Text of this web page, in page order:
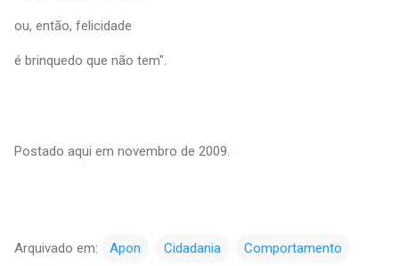
ou, então, felicidade
é brinquedo que não tem".
Postado aqui em novembro de 2009.
Arquivado em: Apon Cidadania Comportamento